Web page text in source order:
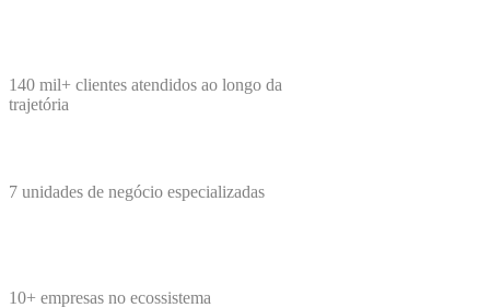
140 mil+ clientes atendidos ao longo da
trajetória
7 unidades de negócio especializadas
10+ empresas no ecossistema